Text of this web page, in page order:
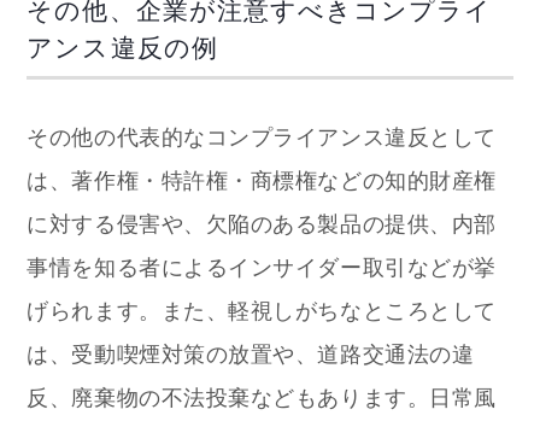
その他、企業が注意すべきコンプライ
アンス違反の例
その他の代表的なコンプライアンス違反として
は、著作権・特許権・商標権などの知的財産権
に対する侵害や、欠陥のある製品の提供、内部
事情を知る者によるインサイダー取引などが挙
げられます。また、軽視しがちなところとして
は、受動喫煙対策の放置や、道路交通法の違
反、廃棄物の不法投棄などもあります。日常風